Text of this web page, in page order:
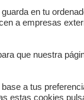
en tu
a empresas
que nuestra
a tus
estas cookies